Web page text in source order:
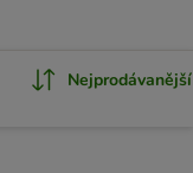
Nejprodávanější